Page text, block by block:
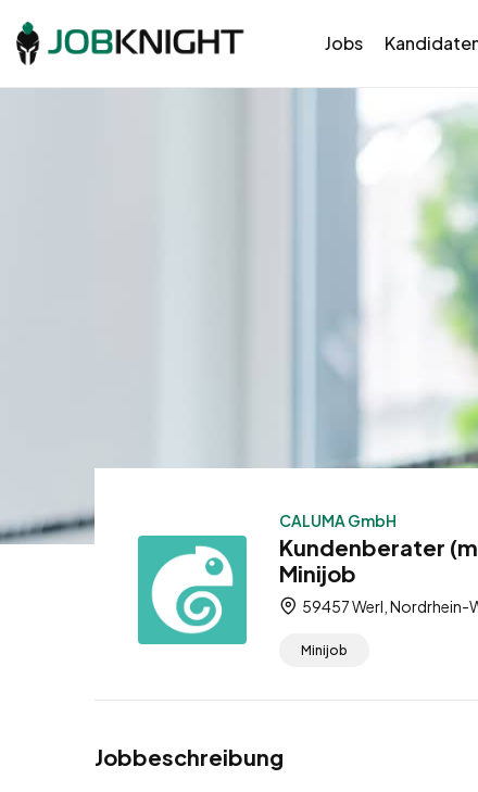
Jobs
CALUMA GmbH
Kundenberater
Minijob
59457 Werl, Nordrhein-
Minijob
Jobbeschreibung